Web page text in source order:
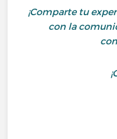
¡Comparte tu
con la